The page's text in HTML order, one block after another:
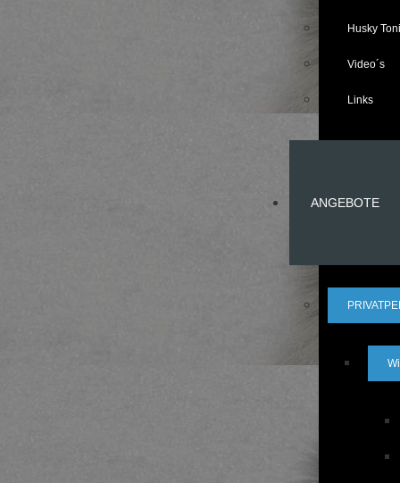
Husky
Video´s
Links
ANGEBOTE